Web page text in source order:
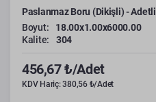
Paslanmaz Boru (Dikişli) - Adetli
Boyut:
18.00x1.00x6000.00
Kalite:
304
456,67 ₺/Adet
KDV Hariç: 380,56 ₺/Adet